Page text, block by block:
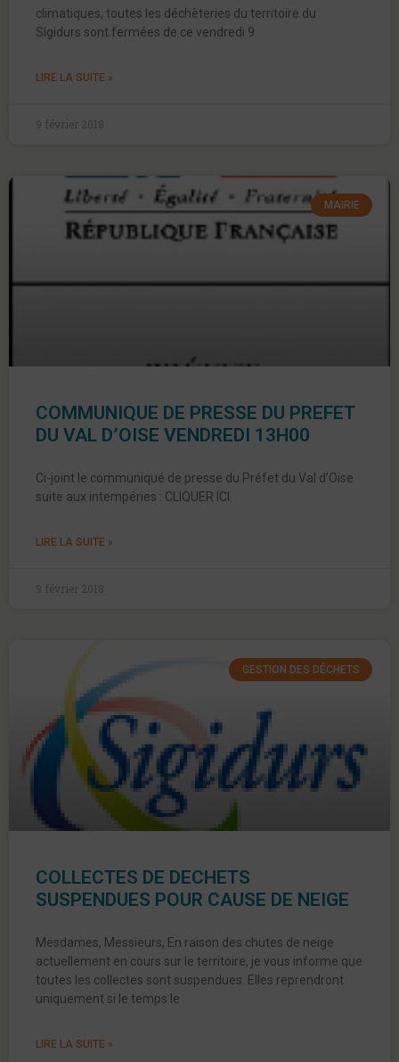
climatiques, toutes les déchèteries du territoire du
SIgidurs sont fermées de ce vendredi 9
LIRE LA SUITE »
9 février 2018
MAIRIE
COMMUNIQUE DE PRESSE DU PREFET
DU VAL D’OISE VENDREDI 13H00
Ci-joint le communiqué de presse du Préfet du Val d’Oise
suite aux intempéries : CLIQUER ICI
LIRE LA SUITE »
9 février 2018
GESTION DES DÉCHETS
COLLECTES DE DECHETS
SUSPENDUES POUR CAUSE DE NEIGE
Mesdames, Messieurs, En raison des chutes de neige
actuellement en cours sur le territoire, je vous informe que
toutes les collectes sont suspendues. Elles reprendront
uniquement si le temps le
LIRE LA SUITE »